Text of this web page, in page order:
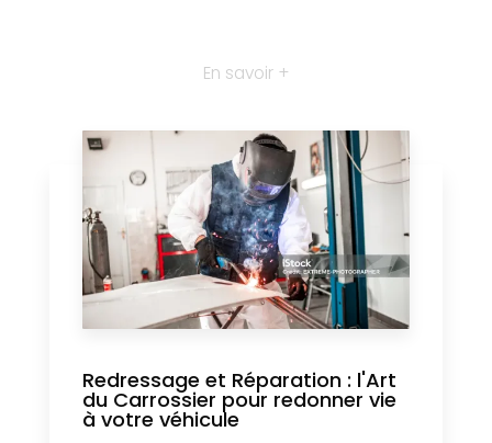
En savoir +
Redressage et Réparation : l'Art
du Carrossier pour redonner vie
à votre véhicule